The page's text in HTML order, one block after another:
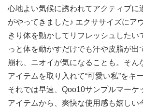
心地よい気候に誘われてアクティブに
がやってきました♪ エクササイズにア
きり体を動かしてリフレッシュしたい
っと体を動かすだけでも汗や皮脂が出
崩れ、ニオイが気になることも。そん
アイテムを取り入れて“可愛い私”をキー
それでは早速、Qoo10サンプルマーケ
アイテムから、爽快な使用感も嬉しい